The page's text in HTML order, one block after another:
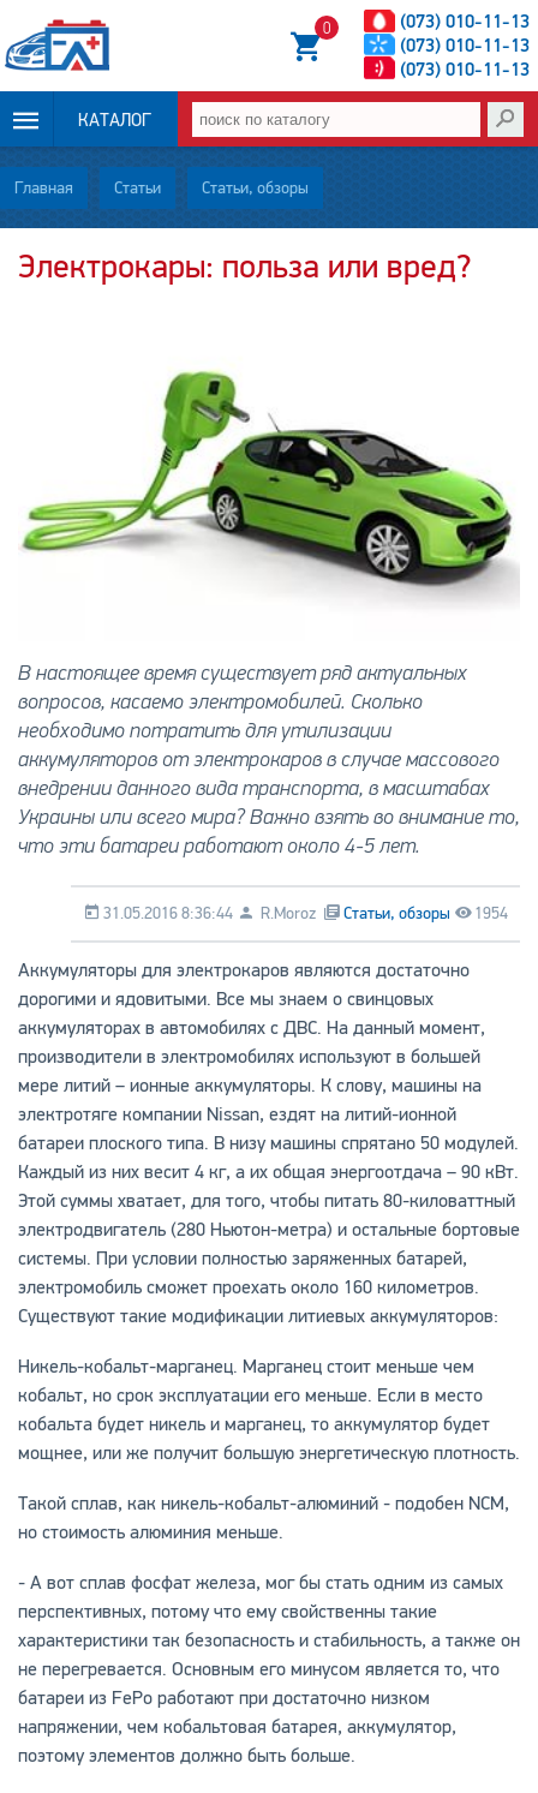
(073) 010-11-13
(073) 010-11-13
(073) 010-11-13
0
КАТАЛОГ
ОПЛАТА И
ДОСТАВКА
Главная Статьи Статьи, обзоры
Электрокары: польза или вред?
В настоящее время существует ряд актуальных
вопросов, касаемо электромобилей. Сколько
необходимо потратить для утилизации
аккумуляторов от электрокаров в случае массового
внедрении данного вида транспорта, в масштабах
Украины или всего мира? Важно взять во внимание то,
что эти батареи работают около 4-5 лет.
Статьи, обзоры 1954
31.05.2016 8:36:44 R.Moroz
Аккумуляторы для электрокаров являются достаточно
дорогими и ядовитыми. Все мы знаем о свинцовых
аккумуляторах в автомобилях с ДВС. На данный момент,
производители в электромобилях используют в большей
мере литий – ионные аккумуляторы. К слову, машины на
электротяге компании Nissan, ездят на литий-ионной
батареи плоского типа. В низу машины спрятано 50 модулей.
Каждый из них весит 4 кг, а их общая энергоотдача – 90 кВт.
Этой суммы хватает, для того, чтобы питать 80-киловаттный
электродвигатель (280 Ньютон-метра) и остальные бортовые
системы. При условии полностью заряженных батарей,
электромобиль сможет проехать около 160 километров.
Существуют такие модификации литиевых аккумуляторов:
Никель-кобальт-марганец. Марганец стоит меньше чем
кобальт, но срок эксплуатации его меньше. Если в место
кобальта будет никель и марганец, то аккумулятор будет
мощнее, или же получит большую энергетическую плотность.
Такой сплав, как никель-кобальт-алюминий - подобен NCM,
но стоимость алюминия меньше.
- А вот сплав фосфат железа, мог бы стать одним из самых
перспективных, потому что ему свойственны такие
характеристики так безопасность и стабильность, а также он
не перегревается. Основным его минусом является то, что
батареи из FePo работают при достаточно низком
напряжении, чем кобальтовая батарея, аккумулятор,
поэтому элементов должно быть больше.